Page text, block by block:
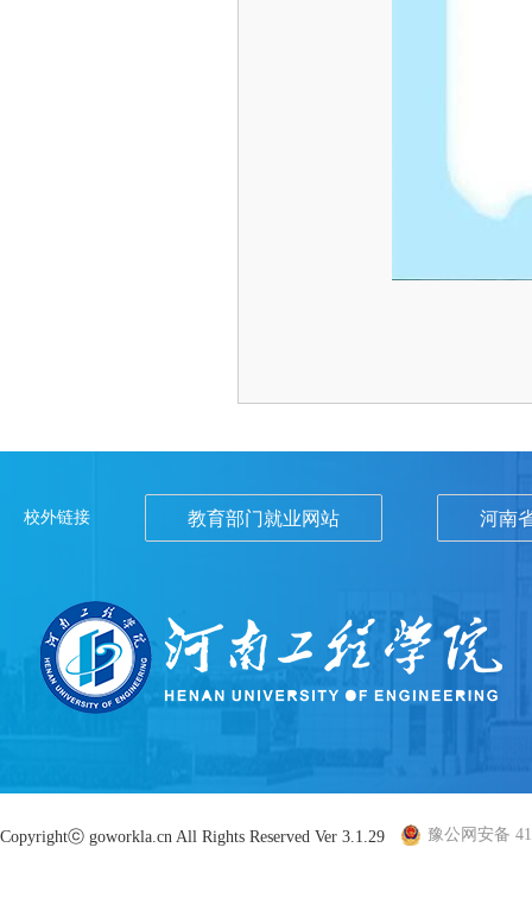
校外链接 教育部门就业网站 河南
Copyrightⓒ goworkla.cn All Rights Reserved Ver 3.1.29 豫公网安备